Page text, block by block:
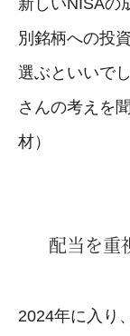
別銘柄への投
選ぶといいで
さんの考えを
材）
配当を重
2024年に入り